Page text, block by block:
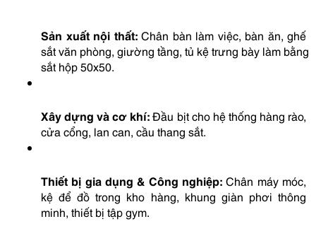
Sản xuất nội thất: Chân bàn làm việc, bàn ăn, ghế
sắt văn phòng, giường tầng, tủ kệ trưng bày làm bằng
sắt hộp 50x50.
Xây dựng và cơ khí: Đầu bịt cho hệ thống hàng rào,
cửa cổng, lan can, cầu thang sắt.
Thiết bị gia dụng & Công nghiệp: Chân máy móc,
kệ để đồ trong kho hàng, khung giàn phơi thông
minh, thiết bị tập gym.